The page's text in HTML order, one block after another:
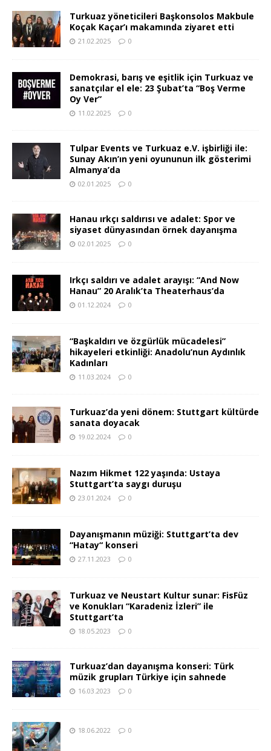
Turkuaz yöneticileri Başkonsolos Makbule
Koçak Kaçar’ı makamında ziyaret etti
21.02.2025 0
Demokrasi, barış ve eşitlik için Turkuaz ve
sanatçılar el ele: 23 Şubat’ta “Boş Verme
Oy Ver”
11.02.2025 0
Tulpar Events ve Turkuaz e.V. işbirliği ile:
Sunay Akın’ın yeni oyununun ilk gösterimi
Almanya’da
02.01.2025 0
Hanau ırkçı saldırısı ve adalet: Spor ve
siyaset dünyasından örnek dayanışma
02.01.2025 0
Irkçı saldırı ve adalet arayışı: “And Now
Hanau” 20 Aralık’ta Theaterhaus’da
01.12.2024 0
“Başkaldırı ve özgürlük mücadelesi”
hikayeleri etkinliği: Anadolu’nun Aydınlık
Kadınları
11.03.2024 0
Turkuaz’da yeni dönem: Stuttgart kültürde
sanata doyacak
19.02.2024 0
Nazım Hikmet 122 yaşında: Ustaya
Stuttgart’ta saygı duruşu
23.01.2024 0
Dayanışmanın müziği: Stuttgart’ta dev
“Hatay“ konseri
27.11.2023 0
Turkuaz ve Neustart Kultur sunar: FisFüz
ve Konukları “Karadeniz İzleri” ile
Stuttgart’ta
18.05.2023 0
Turkuaz’dan dayanışma konseri: Türk
müzik grupları Türkiye için sahnede
16.03.2023 0
18.06.2022 0